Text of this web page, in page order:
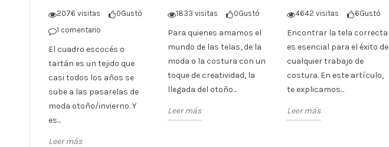
2076 visitas 0Gustó
1 comentario
El cuadro escocés o
tartán es un tejido que
casi todos los años se
sube a las pasarelas de
moda otoño/invierno. Y
es...
Leer más
1833 visitas 0Gustó
Para quienes amamos el
mundo de las telas, de la
moda o la costura con un
toque de creatividad, la
llegada del otoño...
Leer más
4642 visitas 6Gustó
Encontrar la tela correcta
es esencial para el éxito de
cualquier trabajo de
costura. En este artículo,
te explicamos...
Leer más